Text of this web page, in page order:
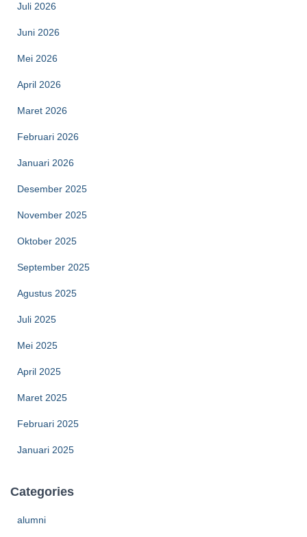
Juli 2026
Juni 2026
Mei 2026
April 2026
Maret 2026
Februari 2026
Januari 2026
Desember 2025
November 2025
Oktober 2025
September 2025
Agustus 2025
Juli 2025
Mei 2025
April 2025
Maret 2025
Februari 2025
Januari 2025
Categories
alumni